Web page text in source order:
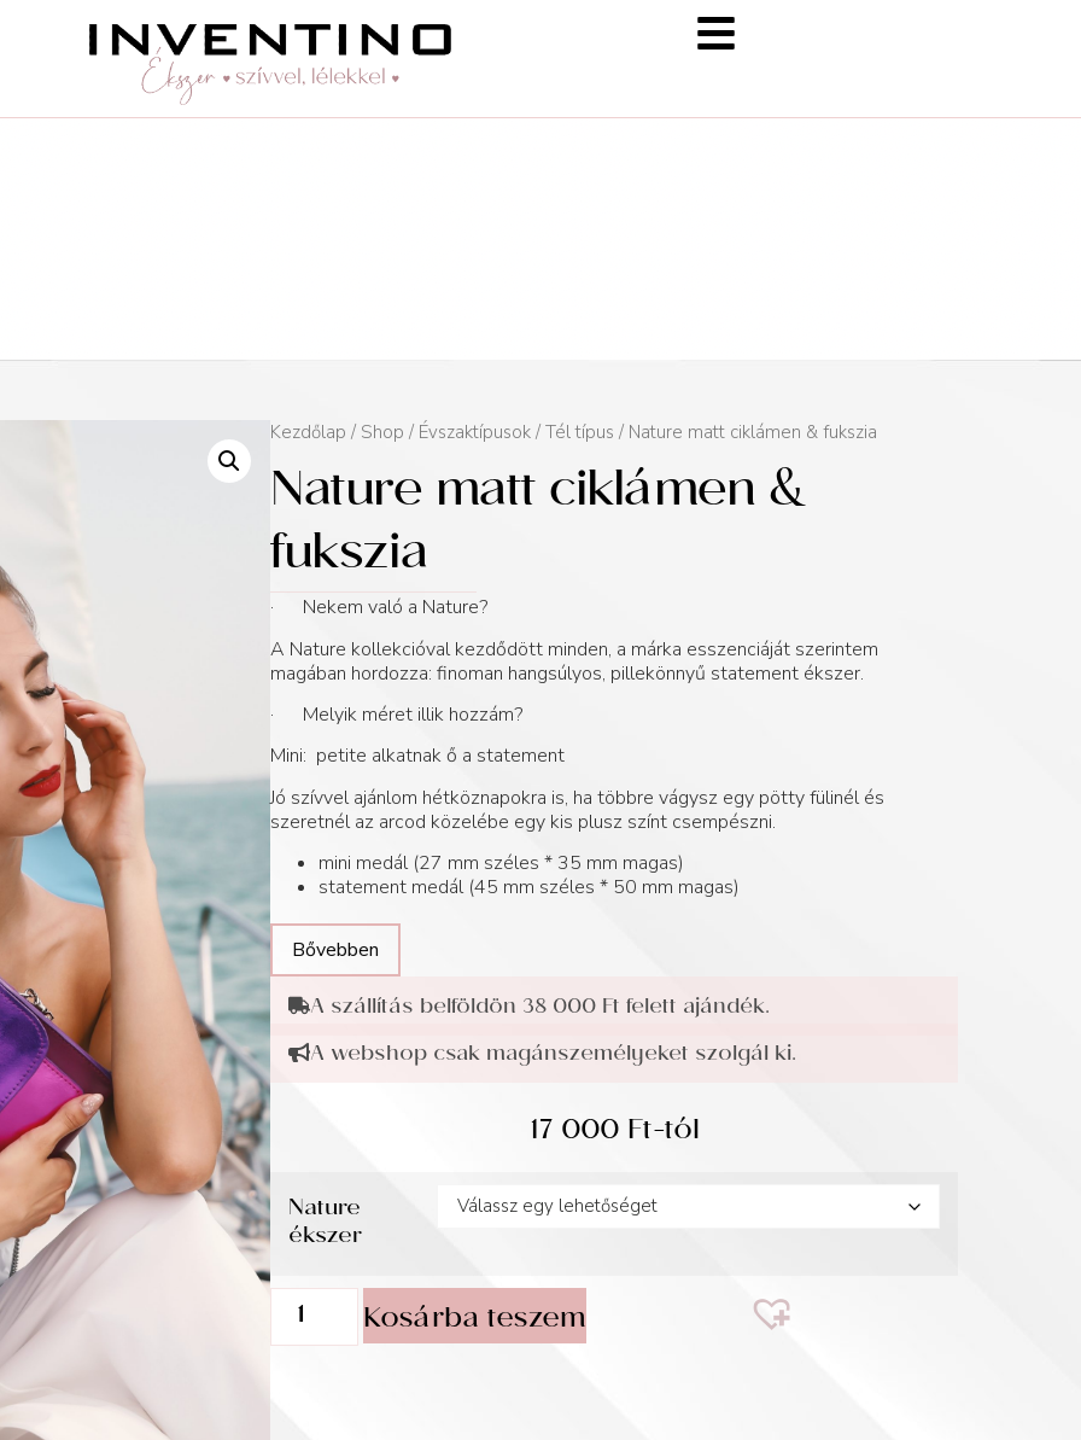
Kezdőlap / Shop / Évszaktípusok / Tél típus / Nature matt ciklámen & fukszia
Nature matt ciklámen &
fukszia
· Nekem való a Nature?
A Nature kollekcióval kezdődött minden, a márka esszenciáját szerintem
magában hordozza: finoman hangsúlyos, pillekönnyű statement ékszer.
· Melyik méret illik hozzám?
Mini: petite alkatnak ő a statement
Jó szívvel ajánlom hétköznapokra is, ha többre vágysz egy pötty fülinél és
szeretnél az arcod közelébe egy kis plusz színt csempészni.
mini medál (27 mm széles * 35 mm magas)
statement medál (45 mm széles * 50 mm magas)
Bővebben
A szállítás belföldön 38 000 Ft felett ajándék.
A webshop csak magánszemélyeket szolgál ki.
17 000Ft-tól
Nature
ékszer
Kosárba teszem